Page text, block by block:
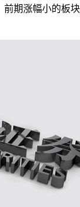
前期涨幅小的板块